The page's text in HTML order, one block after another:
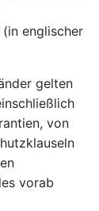
(in englischer
gelten
von
vorab